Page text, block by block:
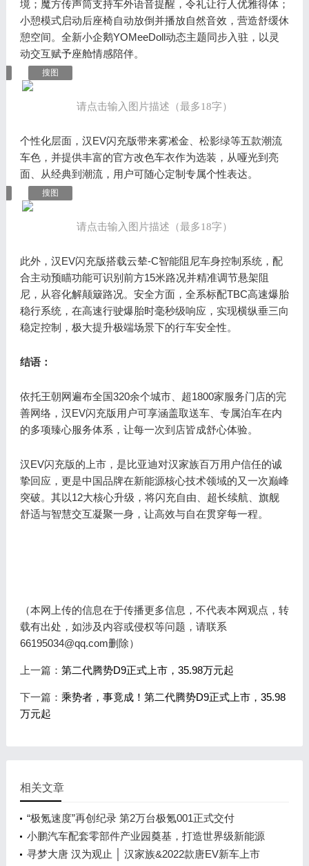
境；魔方传声筒支持车外语音提醒，令礼让行人优雅得体；
小憩模式启动后座椅自动放倒并播放自然音效，营造舒缓休
憩空间。全新小企鹅YOMeeDoll动态主题同步入驻，以灵
动交互赋予座舱情感陪伴。
搜图
请点击输入图片描述（最多18字）
个性化层面，汉EV闪充版带来雾凇金、松影绿等五款潮流
车色，并提供丰富的官方改色车衣作为选装，从哑光到亮
面、从经典到潮流，用户可随心定制专属个性表达。
搜图
请点击输入图片描述（最多18字）
此外，汉EV闪充版搭载云辇-C智能阻尼车身控制系统，配
合主动预瞄功能可识别前方15米路况并精准调节悬架阻
尼，从容化解颠簸路况。安全方面，全系标配TBC高速爆胎
稳行系统，在高速行驶爆胎时毫秒级响应，实现横纵垂三向
稳定控制，极大提升极端场景下的行车安全性。
结语：
依托王朝网遍布全国320余个城市、超1800家服务门店的完
善网络，汉EV闪充版用户可享涵盖取送车、专属泊车在内
的多项臻心服务体系，让每一次到店皆成舒心体验。
汉EV闪充版的上市，是比亚迪对汉家族百万用户信任的诚
挚回应，更是中国品牌在新能源核心技术领域的又一次巅峰
突破。其以12大核心升级，将闪充自由、超长续航、旗舰
舒适与智慧交互凝聚一身，让高效与自在贯穿每一程。
（本网上传的信息在于传播更多信息，不代表本网观点，转
载有出处，如涉及内容或侵权等问题，请联系
66195034@qq.com删除）
上一篇： 第二代腾势D9正式上市，35.98万元起
下一篇： 乘势者，事竟成！第二代腾势D9正式上市，35.98
万元起
相关文章
“极氪速度”再创纪录 第2万台极氪001正式交付
小鹏汽车配套零部件产业园奠基，打造世界级新能源
智能汽车集群
寻梦大唐 汉为观止 │ 汉家族&2022款唐EV新车上市